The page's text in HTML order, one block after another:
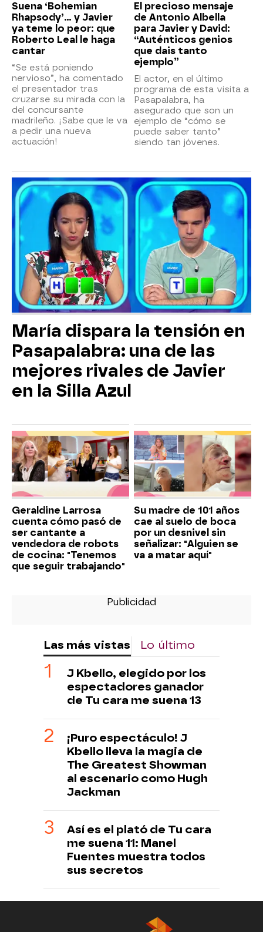
Suena ‘Bohemian
Rhapsody’... y Javier
ya teme lo peor: que
Roberto Leal le haga
cantar
“Se está poniendo
nervioso”, ha comentado
el presentador tras
cruzarse su mirada con la
del concursante
madrileño. ¡Sabe que le va
a pedir una nueva
actuación!
El precioso mensaje
de Antonio Albella
para Javier y David:
“Auténticos genios
que dais tanto
ejemplo”
El actor, en el último
programa de esta visita a
Pasapalabra, ha
asegurado que son un
ejemplo de “cómo se
puede saber tanto”
siendo tan jóvenes.
María dispara la tensión en
Pasapalabra: una de las
mejores rivales de Javier
en la Silla Azul
Geraldine Larrosa
cuenta cómo pasó de
ser cantante a
vendedora de robots
de cocina: "Tenemos
que seguir trabajando"
Su madre de 101 años
cae al suelo de boca
por un desnivel sin
señalizar: "Alguien se
va a matar aquí"
Las más vistas Lo último
J Kbello, elegido por los
espectadores ganador
de Tu cara me suena 13
¡Puro espectáculo! J
Kbello lleva la magia de
The Greatest Showman
al escenario como Hugh
Jackman
Así es el plató de Tu cara
me suena 11: Manel
Fuentes muestra todos
sus secretos